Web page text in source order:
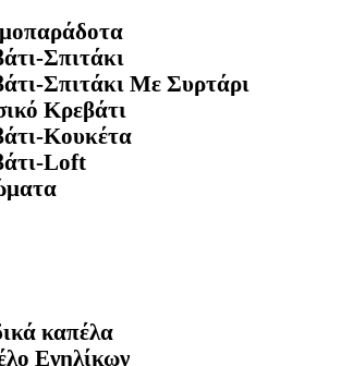
Σπιτάκι
Σπιτάκι Με Συρτάρι
Κρεβάτι
Κουκέτα
Loft
καπέλα
Ενηλίκων